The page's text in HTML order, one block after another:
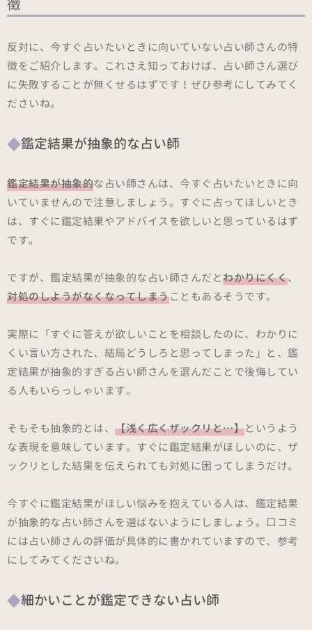
徴
反対に、今すぐ占いたいときに向いていない占い師さんの特
徴をご紹介します。これさえ知っておけば、占い師さん選び
に失敗することが無くせるはずです！ぜひ参考にしてみてく
ださいね。
鑑定結果が抽象的な占い師
鑑定結果が抽象的な占い師さんは、今すぐ占いたいときに向
いていませんので注意しましょう。すぐに占ってほしいとき
は、すぐに鑑定結果やアドバイスを欲しいと思っているはず
です。
ですが、鑑定結果が抽象的な占い師さんだとわかりにくく、
対処のしようがなくなってしまうこともあるそうです。
実際に「すぐに答えが欲しいことを相談したのに、わかりに
くい言い方された、結局どうしろと思ってしまった」と、鑑
定結果が抽象的すぎる占い師さんを選んだことで後悔してい
る人もいらっしゃいます。
そもそも抽象的とは、 【浅く広くザックリと…】というよう
な表現を意味しています。すぐに鑑定結果がほしいのに、ザ
ックリとした結果を伝えられても対処に困ってしまうだけ。
今すぐに鑑定結果がほしい悩みを抱えている人は、鑑定結果
が抽象的な占い師さんを選ばないようにしましょう。口コミ
には占い師さんの評価が具体的に書かれていますので、参考
にしてみてくださいね。
細かいことが鑑定できない占い師